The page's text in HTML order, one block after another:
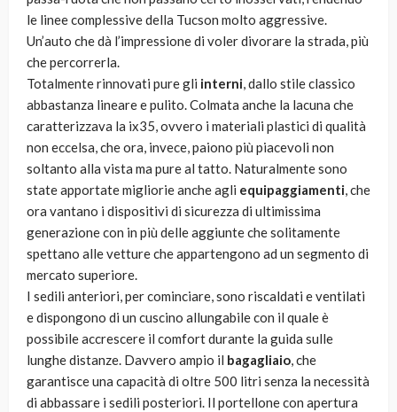
le linee complessive della Tucson molto aggressive.
Un’auto che dà l’impressione di voler divorare la strada, più
che percorrerla.
Totalmente rinnovati pure gli interni, dallo stile classico
abbastanza lineare e pulito. Colmata anche la lacuna che
caratterizzava la ix35, ovvero i materiali plastici di qualità
non eccelsa, che ora, invece, paiono più piacevoli non
soltanto alla vista ma pure al tatto. Naturalmente sono
state apportate migliorie anche agli equipaggiamenti, che
ora vantano i dispositivi di sicurezza di ultimissima
generazione con in più delle aggiunte che solitamente
spettano alle vetture che appartengono ad un segmento di
mercato superiore.
I sedili anteriori, per cominciare, sono riscaldati e ventilati
e dispongono di un cuscino allungabile con il quale è
possibile accrescere il comfort durante la guida sulle
lunghe distanze. Davvero ampio il bagagliaio, che
garantisce una capacità di oltre 500 litri senza la necessità
di abbassare i sedili posteriori. Il portellone con apertura